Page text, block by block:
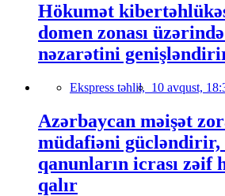
Hökumət
domen zonası
nəzarətini
Ekspress təhlil, 10 avqust,
Azərbaycan məişət
müdafiəni
qanunların icrası zəif
qalır